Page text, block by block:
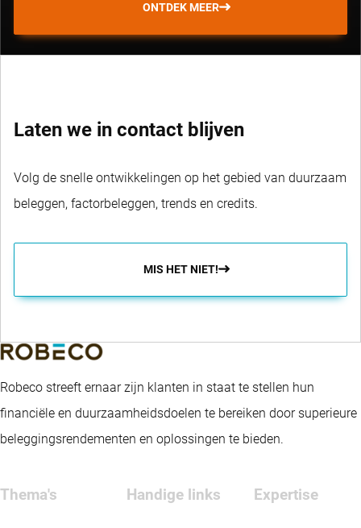
ONTDEK MEER
Laten we in contact blijven
Volg de snelle ontwikkelingen op het gebied van duurzaam
beleggen, factorbeleggen, trends en credits.
MIS HET NIET!
Robeco streeft ernaar zijn klanten in staat te stellen hun
financiële en duurzaamheidsdoelen te bereiken door superieure
beleggingsrendementen en oplossingen te bieden.
Thema's Handige links Expertise